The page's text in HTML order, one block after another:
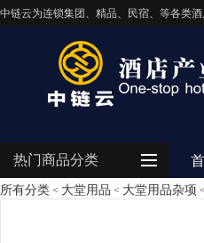
中链云为连锁集团、精品、民宿、等各类
热门商品分类
所有分类 < 大堂用品 < 大堂用品杂项 <